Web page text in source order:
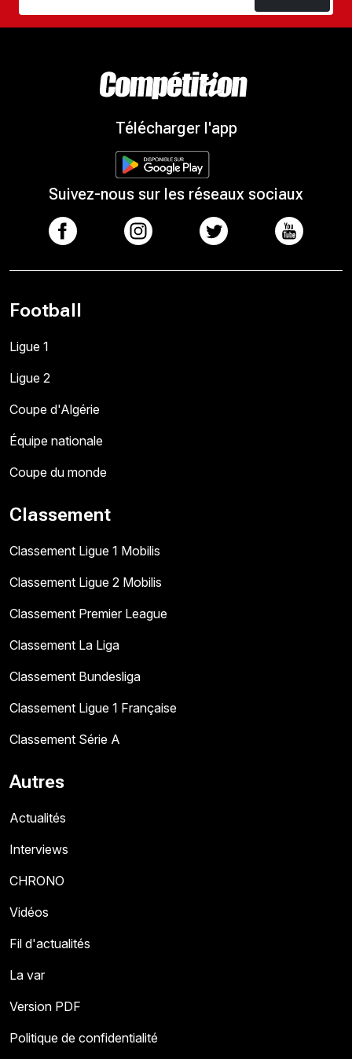
Télécharger l'app
Suivez-nous sur les réseaux sociaux
Football
Ligue 1
Ligue 2
Coupe d'Algérie
Équipe nationale
Coupe du monde
Classement
Classement Ligue 1 Mobilis
Classement Ligue 2 Mobilis
Classement Premier League
Classement La Liga
Classement Bundesliga
Classement Ligue 1 Française
Classement Série A
Autres
Actualités
Interviews
CHRONO
Vidéos
Fil d'actualités
La var
Version PDF
Politique de confidentialité